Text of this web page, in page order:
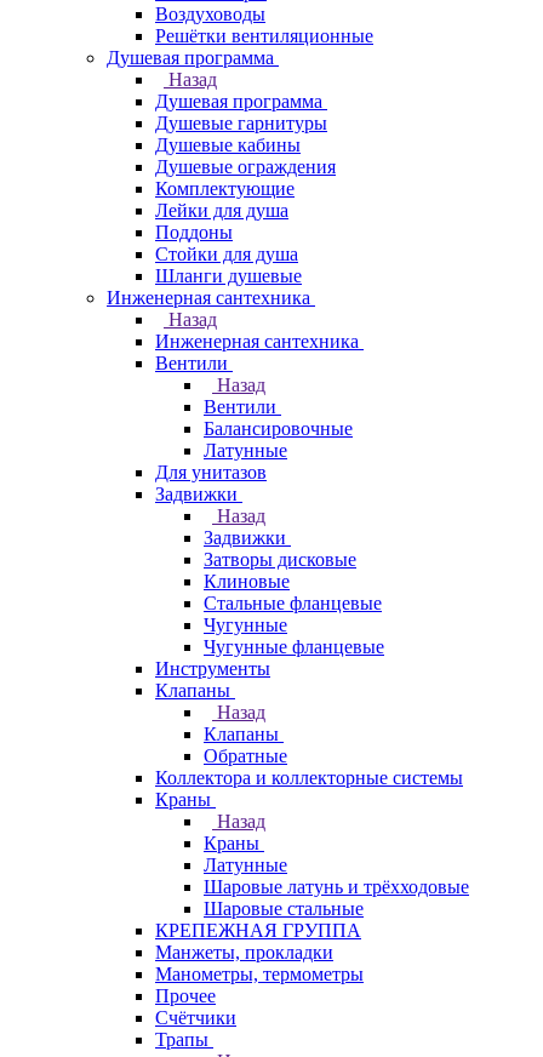
Воздуховоды
Решётки вентиляционные
Душевая программа
Назад
Душевая программа
Душевые гарнитуры
Душевые кабины
Душевые ограждения
Комплектующие
Лейки для душа
Поддоны
Стойки для душа
Шланги душевые
Инженерная сантехника
Назад
Инженерная сантехника
Вентили
Назад
Вентили
Балансировочные
Латунные
Для унитазов
Задвижки
Назад
Задвижки
Затворы дисковые
Клиновые
Стальные фланцевые
Чугунные
Чугунные фланцевые
Инструменты
Клапаны
Назад
Клапаны
Обратные
Коллектора и коллекторные системы
Краны
Назад
Краны
Латунные
Шаровые латунь и трёхходовые
Шаровые стальные
КРЕПЕЖНАЯ ГРУППА
Манжеты, прокладки
Манометры, термометры
Прочее
Счётчики
Трапы